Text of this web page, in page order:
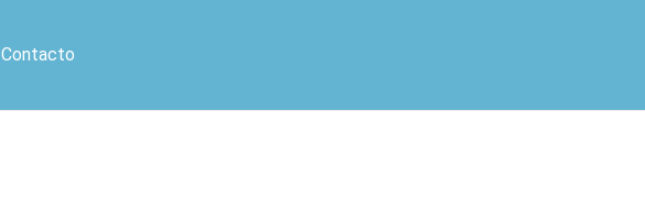
Contacto